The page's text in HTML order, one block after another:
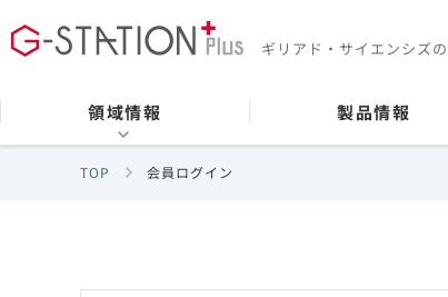
ギリアド・サイエンシズの
領域情報 製品情報
TOP 会員ログイン